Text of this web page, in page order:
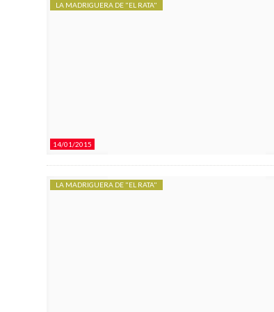
14/01/2015
LA MADRIGUERA DE "EL RATA"
LA MADRIGUERA DE "EL RATA"